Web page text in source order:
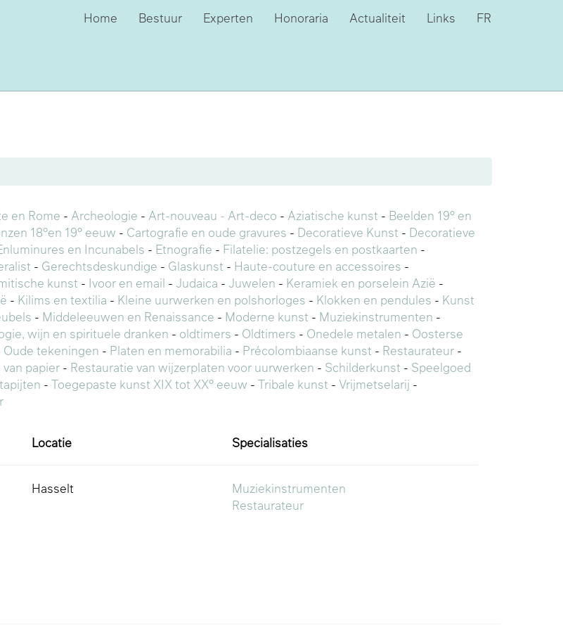
Home Bestuur Experten Honoraria Actualiteit Links FR
en Rome - Archeologie - Art-nouveau - Art-deco - Aziatische kunst - Beelden 19° en
18°en 19° eeuw - Cartografie en oude gravures - Decoratieve Kunst - Decoratieve
en Incunabels - Etnografie - Filatelie: postzegels en postkaarten -
- Gerechtsdeskundige - Glaskunst - Haute-couture en accessoires -
kunst - Ivoor en email - Judaica - Juwelen - Keramiek en porselein Azië -
- Kilims en textilia - Kleine uurwerken en polshorloges - Klokken en pendules - Kunst
- Middeleeuwen en Renaissance - Moderne kunst - Muziekinstrumenten -
wijn en spirituele dranken - oldtimers - Oldtimers - Onedele metalen - Oosterse
Oude tekeningen - Platen en memorabilia - Précolombiaanse kunst - Restaurateur -
papier - Restauratie van wijzerplaten voor uurwerken - Schilderkunst - Speelgoed
- Toegepaste kunst XIX tot XX° eeuw - Tribale kunst - Vrijmetselarij -
Locatie Specialisaties
Hasselt
Muziekinstrumenten
Restaurateur